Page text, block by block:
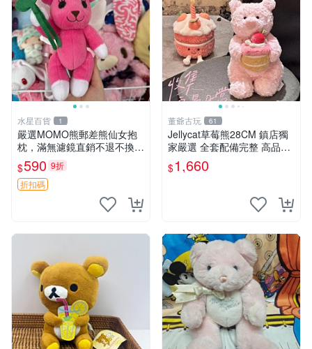
水星百貨 1
嚴選MOMO熊郵差熊仙女抱
枕，滿無濾鏡直銷不退不換
經典造型可愛必備 紅薯啵啵
間抱枕 抱枕 時尚
$590 9折
折扣碼
董爺古玩 61
Jellycat草莓熊28CM 鎮店獨
家嚴選 全套配備完整 高品質
收藏好物 紋章 玩具熊 定制熊
$1,660